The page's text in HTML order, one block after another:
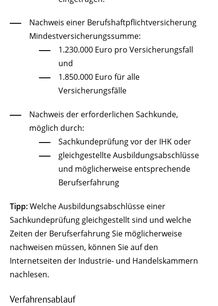
Nachweis einer Berufshaftpflichtversicherung
Mindestversicherungssumme:
1.230.000 Euro pro Versicherungsfall
und
1.850.000 Euro für alle
Versicherungsfälle
Nachweis der erforderlichen Sachkunde,
möglich durch:
Sachkundeprüfung vor der IHK oder
gleichgestellte Ausbildungsabschlüsse
und möglicherweise entsprechende
Berufserfahrung
Tipp:Welche Ausbildungsabschlüsse einer
Sachkundeprüfung gleichgestellt sind und welche
Zeiten der Berufserfahrung Sie möglicherweise
nachweisen müssen, können Sie aufden
Internetseiten der Industrie- und Handelskammern
nachlesen.
Verfahrensablauf